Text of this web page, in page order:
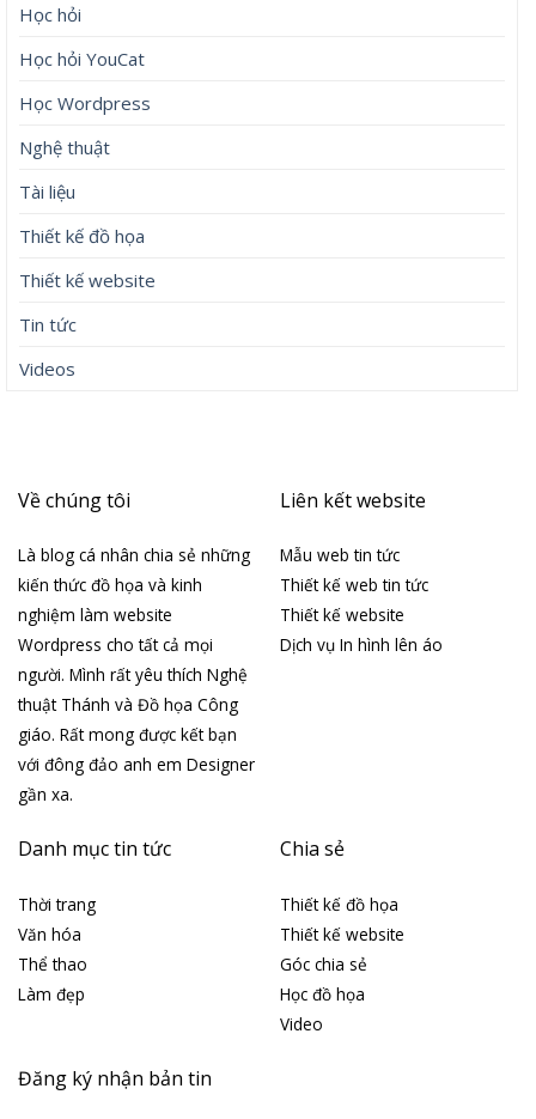
Học hỏi
Học hỏi YouCat
Học Wordpress
Nghệ thuật
Tài liệu
Thiết kế đồ họa
Thiết kế website
Tin tức
Videos
Về chúng tôi
Là blog cá nhân chia sẻ những
kiến thức đồ họa và kinh
nghiệm làm website
Wordpress cho tất cả mọi
người. Mình rất yêu thích Nghệ
thuật Thánh và Đồ họa Công
giáo. Rất mong được kết bạn
với đông đảo anh em Designer
gần xa.
Liên kết website
Mẫu web tin tức
Thiết kế web tin tức
Thiết kế website
Dịch vụ In hình lên áo
Danh mục tin tức
Thời trang
Văn hóa
Thể thao
Làm đẹp
Chia sẻ
Thiết kế đồ họa
Thiết kế website
Góc chia sẻ
Học đồ họa
Video
Đăng ký nhận bản tin